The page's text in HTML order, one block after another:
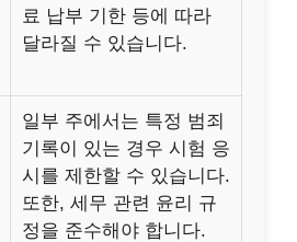
료 납부 기한 등에 따라
달라질 수 있습니다.
일부 주에서는 특정 범죄
기록이 있는 경우 시험 응
시를 제한할 수 있습니다.
또한, 세무 관련 윤리 규
정을 준수해야 합니다.